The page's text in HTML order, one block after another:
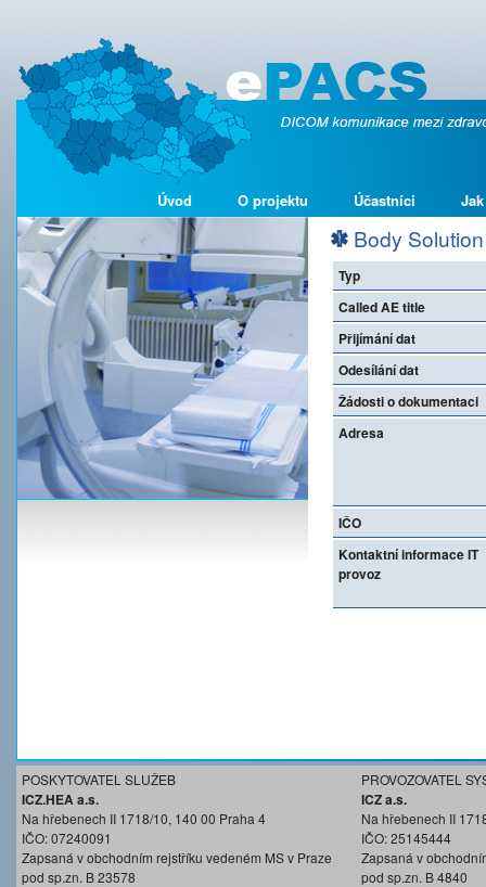
Úvod O projektu Účastníci
Body
Typ
Called AE title
Přijímání dat
Odesílání dat
Žádosti o dokumentaci
Adresa
IČO
Kontaktní informace IT
provoz
POSKYTOVATEL SLUŽEB
ICZ.HEA a.s.
Na hřebenech II 1718/10, 140 00 Praha 4
IČO: 07240091
Zapsaná v obchodním rejstříku vedeném MS v Praze
pod sp.zn. B 23578
PROVOZOVATEL
ICZ a.s.
Na hřebenech II
IČO: 25145444
Zapsaná v
pod sp.zn. B 4840